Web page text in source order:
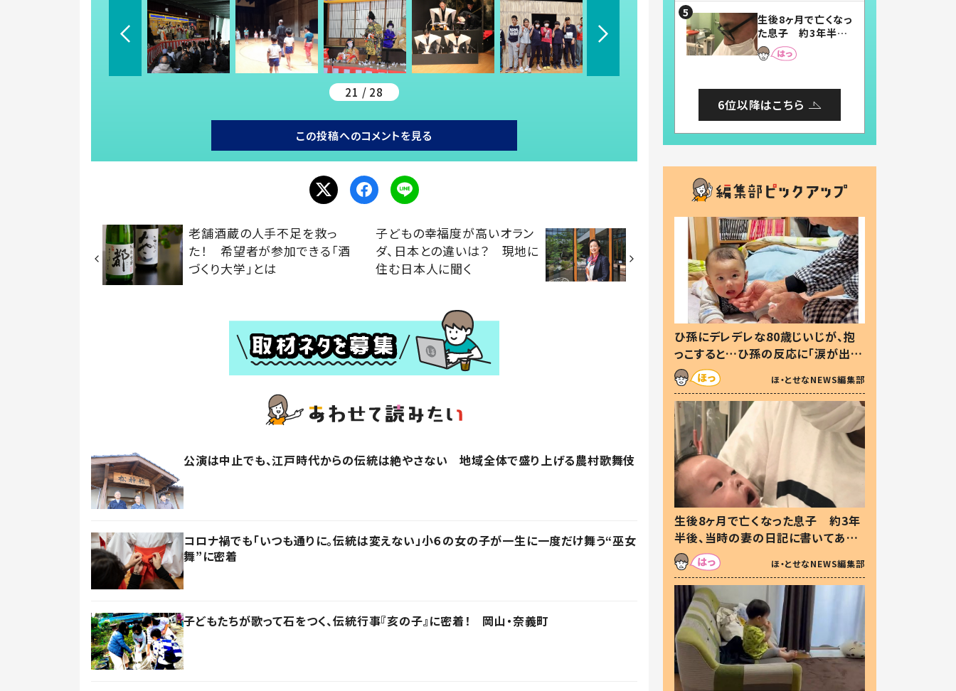
21 / 28
この投稿へのコメントを見る
老舗酒蔵の人手不足を救っ
た！ 希望者が参加できる「酒
づくり大学」とは
子どもの幸福度が高いオラン
ダ、日本との違いは？ 現地に
住む日本人に聞く
公演は中止でも、江戸時代からの伝統は絶やさない 地域全体で盛り上げる農村歌舞伎
コロナ禍でも「いつも通りに。伝統は変えない」小６の女の子が一生に一度だけ舞う“巫女
舞”に密着
子どもたちが歌って石をつく、伝統行事『亥の子』に密着！ 岡山・奈義町
まらない」「幸せにな
れる」
生後8ヶ月で亡くなっ
た息子 約3年半
後、当時の妻の日記
に書いてあった本音
6位以降はこちら
ひ孫にデレデレな80歳じいじが、抱
っこすると…ひ孫の反応に「涙が出ま
した」「可愛くて仕方ない」
ほ・とせなNEWS編集部
生後8ヶ月で亡くなった息子 約3年
半後、当時の妻の日記に書いてあっ
た本音とは
ほ・とせなNEWS編集部